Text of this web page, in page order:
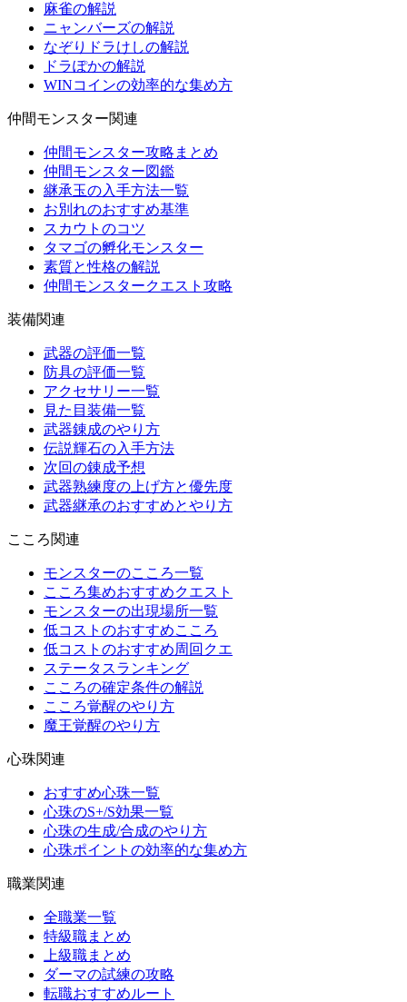
麻雀の解説
ニャンバーズの解説
なぞりドラけしの解説
ドラぽかの解説
WINコインの効率的な集め方
仲間モンスター関連
仲間モンスター攻略まとめ
仲間モンスター図鑑
継承玉の入手方法一覧
お別れのおすすめ基準
スカウトのコツ
タマゴの孵化モンスター
素質と性格の解説
仲間モンスタークエスト攻略
装備関連
武器の評価一覧
防具の評価一覧
アクセサリー一覧
見た目装備一覧
武器錬成のやり方
伝説輝石の入手方法
次回の錬成予想
武器熟練度の上げ方と優先度
武器継承のおすすめとやり方
こころ関連
モンスターのこころ一覧
こころ集めおすすめクエスト
モンスターの出現場所一覧
低コストのおすすめこころ
低コストのおすすめ周回クエ
ステータスランキング
こころの確定条件の解説
こころ覚醒のやり方
魔王覚醒のやり方
心珠関連
おすすめ心珠一覧
心珠のS+/S効果一覧
心珠の生成/合成のやり方
心珠ポイントの効率的な集め方
職業関連
全職業一覧
特級職まとめ
上級職まとめ
ダーマの試練の攻略
転職おすすめルート